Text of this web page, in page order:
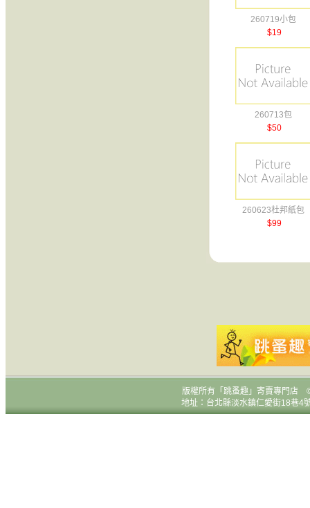
260719小包
$19
260713包
$50
260623杜邦紙包
$99
版權所有 「跳蚤趣」寄賣專門
地址：台北縣淡水鎮仁愛街18巷